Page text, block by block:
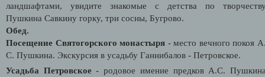
ландшафтами, увидите знакомые с детства по
Пушкина Савкину горку, три сосны, Бугрово.
Обед.
Посещение Святогорского монастыря - место вечного покоя
С. Пушкина. Экскурсия в усадьбу Ганнибалов - Петровское.
Усадьба Петровское- родовое имение предков А.С.